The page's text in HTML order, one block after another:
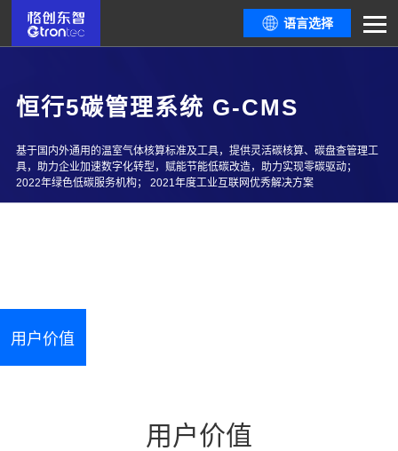
语言选择
恒行5碳管理系统 G-CMS
基于国内外通用的温室气体核算标准及工具，提供灵活碳核算、碳盘查管理工
具，助力企业加速数字化转型，赋能节能低碳改造，助力实现零碳驱动；
2022年绿色低碳服务机构； 2021年度工业互联网优秀解决方案
用户价值
用户价值